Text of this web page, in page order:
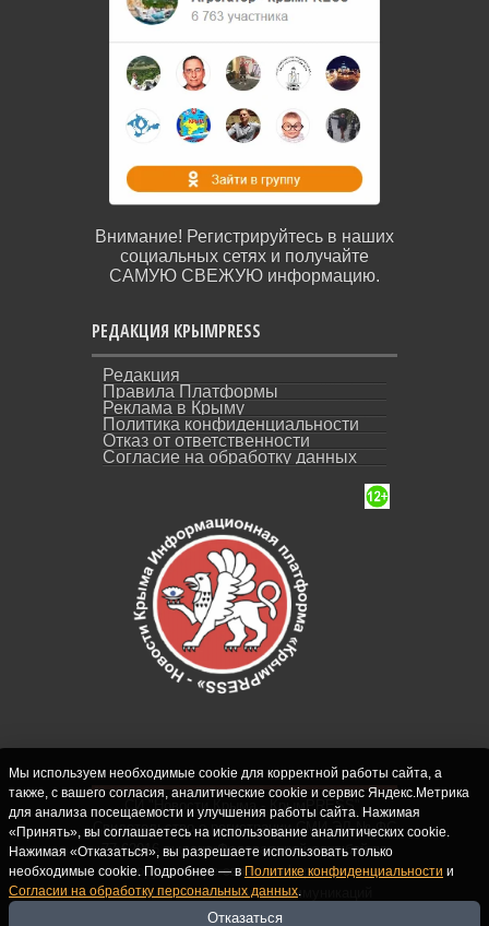
Внимание! Регистрируйтесь в наших
социальных сетях и получайте
САМУЮ СВЕЖУЮ информацию.
РЕДАКЦИЯ КРЫМPRESS
Редакция
Правила Платформы
Реклама в Крыму
Политика конфиденциальности
Отказ от ответственности
Согласие на обработку данных
СИ "Новости Крыма - КрымPRESS".
Свидетельство о регистрации СМИ ЭЛ № ФС
77-62916 выдано Федеральной службой по
надзору в сфере связи, информационных
технологий и массовых коммуникаций
(Роскомнадзор) 10.09.2015. Учредитель и
Мы используем необходимые cookie для корректной работы сайта, а
также, с вашего согласия, аналитические cookie и сервис Яндекс.Метрика
для анализа посещаемости и улучшения работы сайта. Нажимая
«Принять», вы соглашаетесь на использование аналитических cookie.
Нажимая «Отказаться», вы разрешаете использовать только
необходимые cookie. Подробнее — в Политике конфиденциальности и
Согласии на обработку персональных данных.
Отказаться